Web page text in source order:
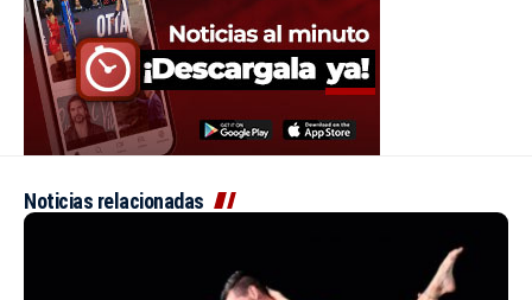
Noticias relacionadas